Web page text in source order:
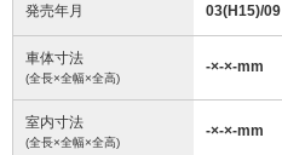
発売年月 03(H15)/09
車体寸法
(全長×全幅×全高)
-×-×-mm
室内寸法
(全長×全幅×全高)
-×-×-mm